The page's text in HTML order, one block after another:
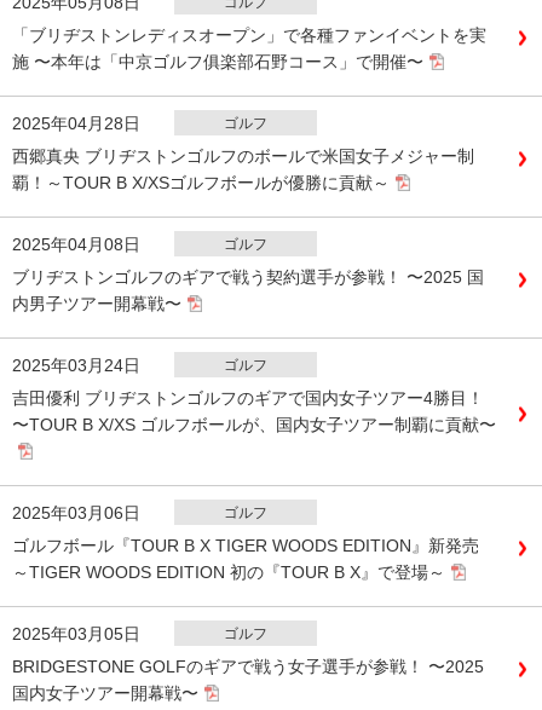
「ブリヂストンレディスオープン」で各種ファンイベントを実
施 〜本年は「中京ゴルフ俱楽部石野コース」で開催〜
2025年04月28日 ゴルフ
西郷真央 ブリヂストンゴルフのボールで米国女子メジャー制
覇！～TOUR B X/XSゴルフボールが優勝に貢献～
2025年04月08日 ゴルフ
ブリヂストンゴルフのギアで戦う契約選手が参戦！ 〜2025 国
内男子ツアー開幕戦〜
2025年03月24日 ゴルフ
吉田優利 ブリヂストンゴルフのギアで国内女子ツアー4勝目！
〜TOUR B X/XS ゴルフボールが、国内女子ツアー制覇に貢献〜
2025年03月06日 ゴルフ
ゴルフボール『TOUR B X TIGER WOODS EDITION』新発売
～TIGER WOODS EDITION 初の『TOUR B X』で登場～
2025年03月05日 ゴルフ
BRIDGESTONE GOLFのギアで戦う女子選手が参戦！ 〜2025
国内女子ツアー開幕戦〜